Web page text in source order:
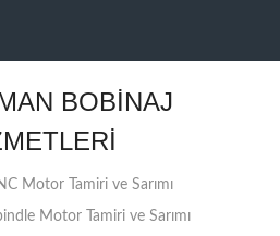
BOBINAJ
Motor Tamiri ve Sarımı
Motor Tamiri ve Sarımı